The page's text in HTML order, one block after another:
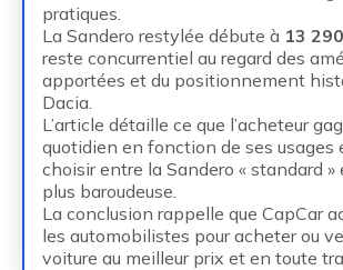
pratiques.
La Sandero restylée débute à 13
reste concurrentiel au regard des
apportées et du positionnement
Dacia.
L’article détaille ce que l’acheteur
quotidien en fonction de ses usages
choisir entre la Sandero « standard
plus baroudeuse.
La conclusion rappelle que CapCar
les automobilistes pour acheter ou
voiture au meilleur prix et en toute